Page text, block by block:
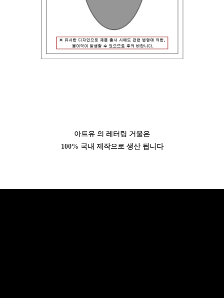
아트유 의 레터링 거울은
100% 국내 제작으로 생산 됩니다